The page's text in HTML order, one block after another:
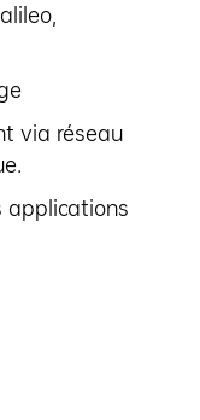
via réseau
applications